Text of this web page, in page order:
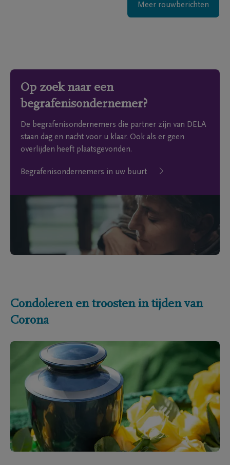
Meer rouwberichten
Op zoek naar een
begrafenisondernemer?
De begrafenisondernemers die partner zijn van DELA
staan dag en nacht voor u klaar. Ook als er geen
overlijden heeft plaatsgevonden.
Begrafenisondernemers in uw buurt
Condoleren en troosten in tijden van
Corona